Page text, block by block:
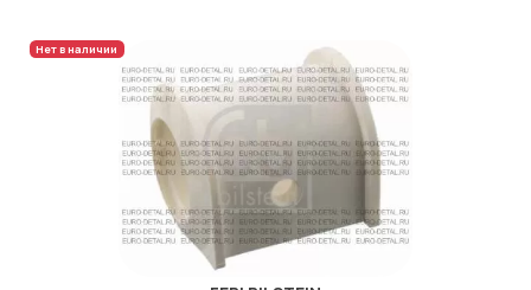
Нет в наличии